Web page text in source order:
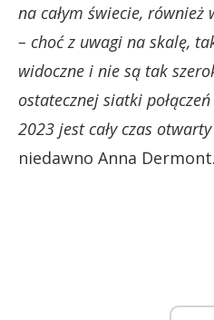
na całym świecie,
– choć z uwagi na skalę,
widoczne i nie są tak
ostatecznej siatki
2023 jest cały czas otwarty
niedawno Anna Dermont.